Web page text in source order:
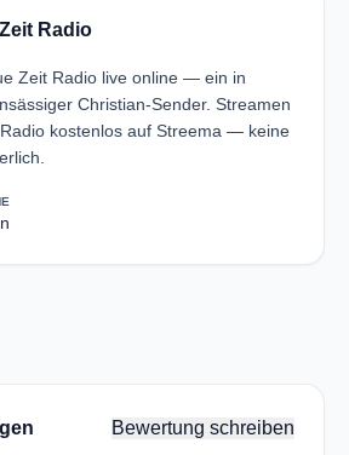
Radio
Zeit Radio live online — ein in
Christian-Sender. Streamen
kostenlos auf Streema — keine
Bewertung schreiben